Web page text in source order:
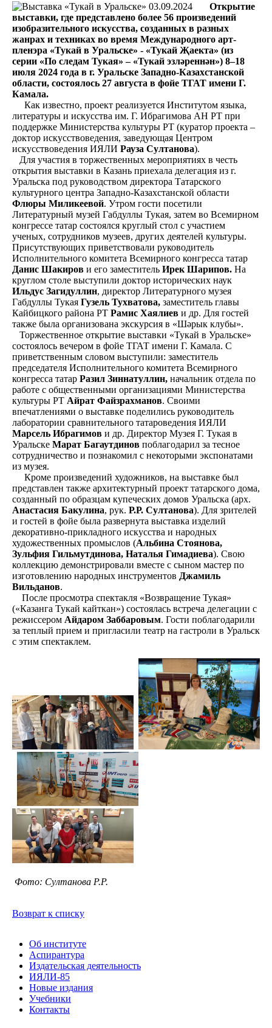
03.09.2024
Открытие
выставки, где представлено более 56 произведений
изобразительного искусства, созданных в разных
жанрах и техниках во время Международного арт-
пленэра «Тукай в Уральске» - «Тукай Җаекта» (из
серии «По следам Тукая» – «Тукай эзләреннән») 8–18
июля 2024 года в г. Уральске Западно-Казахстанской
области, состоялось 27 августа в фойе ТГАТ имени Г.
Камала.
Как известно, проект реализуется Институтом языка,
литературы и искусства им. Г. Ибрагимова АН РТ при
поддержке Министерства культуры РТ (куратор проекта –
доктор искусствоведения, заведующая Центром
искусствоведения ИЯЛИ Рауза Султанова).
Для участия в торжественных мероприятиях в честь
открытия выставки в Казань приехала делегация из г.
Уральска под руководством директора Татарского
культурного центра Западно-Казахстанской области
Флюры Миликеевой. Утром гости посетили
Литературный музей Габдуллы Тукая, затем во Всемирном
конгрессе татар состоялся круглый стол с участием
ученых, сотрудников музеев, других деятелей культуры.
Присутствующих приветствовали руководитель
Исполнительного комитета Всемирного конгресса татар
Данис Шакиров и его заместитель Ирек Шарипов. На
круглом столе выступили доктор исторических наук
Ильдус Загидуллин, директор Литературного музея
Габдуллы Тукая Гузель Тухватова, заместитель главы
Кайбицкого района РТ Рамис Хаялиев и др. Для гостей
также была организована экскурсия в «Шәрык клубы».
Торжественное открытие выставки «Тукай в Уральске»
состоялось вечером в фойе ТГАТ имени Г. Камала. С
приветственным словом выступили: заместитель
председателя Исполнительного комитета Всемирного
конгресса татар Разил Зиннатуллин, начальник отдела по
работе с общественными организациями Министерства
культуры РТ Айрат Файзрахманов. Своими
впечатлениями о выставке поделились руководитель
лаборатории сравнительного татароведения ИЯЛИ
Марсель Ибрагимов и др. Директор Музея Г. Тукая в
Уральске Марат Багаутдинов поблагодарил за тесное
сотрудничество и познакомил с некоторыми экспонатами
из музея.
Кроме произведений художников, на выставке был
представлен также архитектурный проект татарского дома,
созданный по образцам купеческих домов Уральска (арх.
Анастасия Бакулина, рук. Р.Р. Султанова). Для зрителей
и гостей в фойе была развернута выставка изделий
декоративно-прикладного искусства и народных
художественных промыслов (Альбина Стоянова,
Зульфия Гильмутдинова, Наталья Гимадиева). Свою
коллекцию демонстрировали вместе с сыном мастер по
изготовлению народных инструментов Джамиль
Вильданов.
После просмотра спектакля «Возвращение Тукая»
(«Казанга Тукай кайткан») состоялась встреча делегации с
режиссером Айдаром Заббаровым. Гости поблагодарили
за теплый прием и пригласили театр на гастроли в Уральск
с этим спектаклем.
Фото: Султанова Р.Р.
Возврат к списку
Об институте
Аспирантура
Издательская деятельность
ИЯЛИ-85
Новые издания
Учебники
Контакты